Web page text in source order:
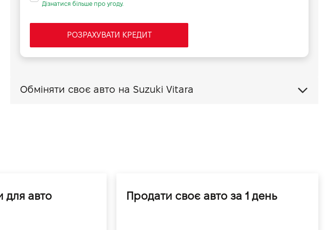
Дізнатися більше про угоду.
РОЗРАХУВАТИ КРЕДИТ
Обміняти своє авто на Suzuki Vitara
для авто Продати своє авто за 1 день